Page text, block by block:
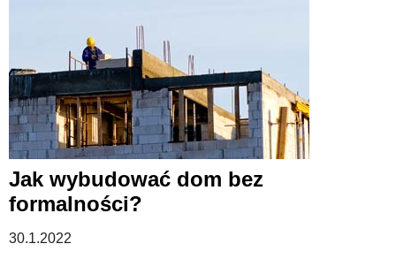
Jak wybudować dom bez
formalności?
30.1.2022